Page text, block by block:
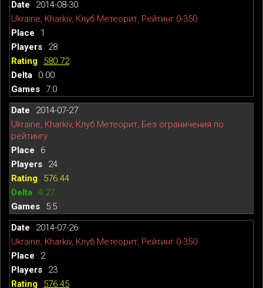
2014-08-30
Ukraine, Kharkiv, Клуб Метеорит, Рейтинг 0-350
1
28
580.72
0.00
7:0
2014-07-27
Ukraine, Kharkiv, Клуб Метеорит, Без ограничения по
рейтингу
6
24
576.44
4.27
5:5
2014-07-26
Ukraine, Kharkiv, Клуб Метеорит, Рейтинг 0-350
2
23
576.45